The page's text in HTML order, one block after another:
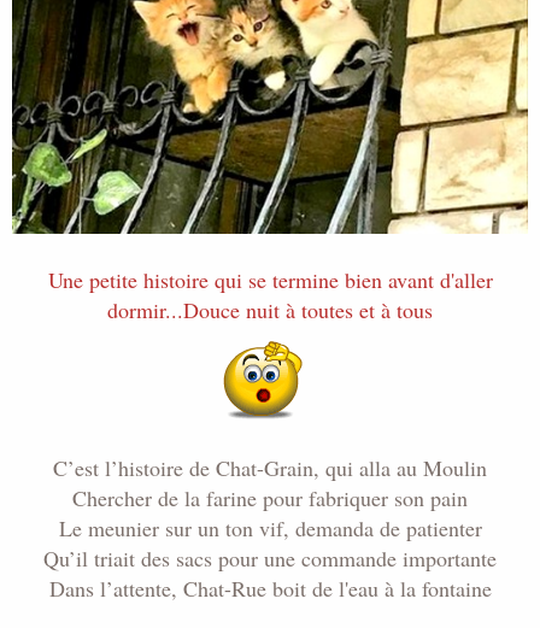
i
s
c
s
i
o
n
Une petite histoire qui se termine bien avant d'aller
dormir...Douce nuit à toutes et à tous
C’est l’histoire de Chat-Grain, qui alla au Moulin
Chercher de la farine pour fabriquer son pain
Le meunier sur un ton vif, demanda de patienter
Qu’il triait des sacs pour une commande importante
Dans l’attente, Chat-Rue boit de l'eau à la fontaine